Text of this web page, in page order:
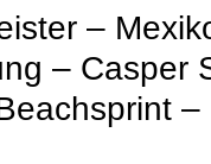
–
– Casper
–